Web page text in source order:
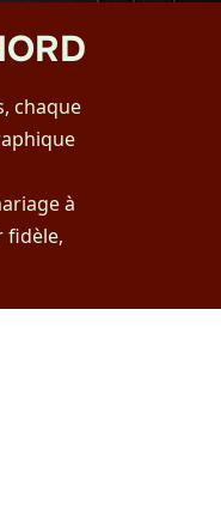
chaque
à
fidèle,